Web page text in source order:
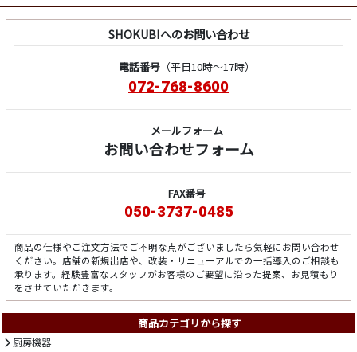
SHOKUBIへのお問い合わせ
電話番号（平日10時～17時）
072-768-8600
メールフォーム
お問い合わせフォーム
FAX番号
050-3737-0485
商品の仕様やご注文方法でご不明な点がございましたら気軽にお問い合わせ
ください。店舗の新規出店や、改装・リニューアルでの一括導入のご相談も
承ります。経験豊富なスタッフがお客様のご要望に沿った提案、お見積もり
をさせていただきます。
商品カテゴリから探す
厨房機器